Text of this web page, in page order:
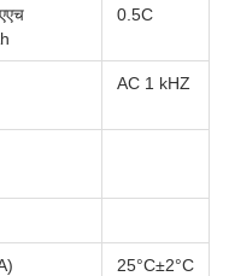
0.5C
AC 1 kHZ
25°C±2°C